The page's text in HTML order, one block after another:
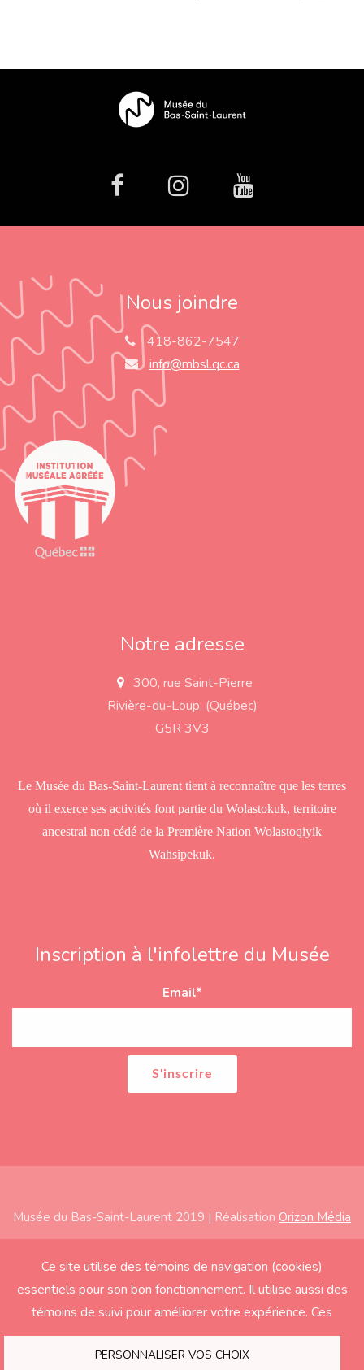
facebookInstagramYoutube
Nous joindre
418-862-7547
info@mbsl.qc.ca
Notre adresse
a
d
300, rue Saint-Pierre
Rivière-du-Loup, (Québec)
G5R 3V3
Le Musée du Bas-Saint-Laurent tient à reconnaître que les terres
où il exerce ses activités font partie du Wolastokuk, territoire
ancestral non cédé de la Première Nation Wolastoqiyik
Wahsipekuk.
Inscription à l'infolettre du Musée
Email*
Musée du Bas-Saint-Laurent 2019 | Réalisation Orizon Média
Ce site utilise des témoins de navigation (cookies)
essentiels pour son bon fonctionnement. Il utilise aussi des
témoins de suivi pour améliorer votre expérience. Ces
derniers seront activés seulement si vous acceptez.
PERSONNALISER VOS CHOIX
Subfooter
Accueil
À propos
Éducation